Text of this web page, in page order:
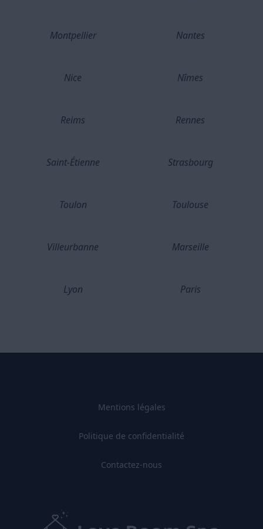
Montpellier Nantes
Nice Nîmes
Reims Rennes
Saint-Étienne Strasbourg
Toulon Toulouse
Villeurbanne Marseille
Lyon Paris
Mentions légales
Politique de confidentialité
Contactez-nous